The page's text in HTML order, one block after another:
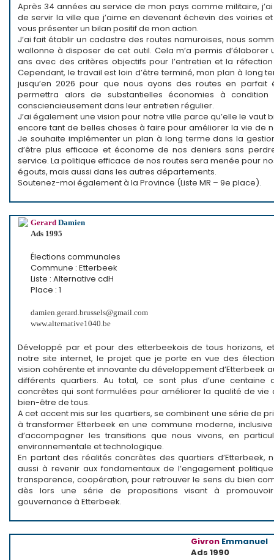
Après 34 années au service de mon pays comme militaire,
de servir la ville que j’aime en devenant échevin des voiries
vous présenter un bilan positif de mon action.
J’ai fait établir un cadastre des routes namuroises, nous
wallonne à disposer de cet outil. Cela m’a permis d’élaborer
ans avec des critères objectifs pour l’entretien et la
Cependant, le travail est loin d’être terminé, mon plan à long
jusqu’en 2026 pour que nous ayons des routes en parfait
permettra alors de substantielles économies à condition
consciencieusement dans leur entretien régulier.
J’ai également une vision pour notre ville parce qu’elle le vaut
encore tant de belles choses à faire pour améliorer la vie de
Je souhaite implémenter un plan à long terme dans la
d’être plus efficace et économe de nos deniers sans
service. La politique efficace de nos routes sera menée pour
égouts, mais aussi dans les autres départements.
Soutenez-moi également à la Province (Liste MR – 9e place).
Gerard Damien
Ads 1995
Élections communales
Commune : Etterbeek
Liste : Alternative cdH
Place : 1
damien.gerard.brussels@gmail.com
www.alternative1040.be
Développé par et pour des etterbeekois de tous horizons,
notre site internet, le projet que je porte en vue des
vision cohérente et innovante du développement d’Etterbeek
différents quartiers. Au total, ce sont plus d’une centaine
concrètes qui sont formulées pour améliorer la qualité de vie
bien-être de tous.
A cet accent mis sur les quartiers, se combinent une série de
à transformer Etterbeek en une commune moderne,
d’accompagner les transitions que nous vivons, en
environnementale et technologique.
En partant des réalités concrètes des quartiers d’Etterbeek,
aussi à revenir aux fondamentaux de l’engagement
transparence, coopération, pour retrouver le sens du bien
dès lors une série de propositions visant à
gouvernance à Etterbeek.
Givron Emmanuel
Ads 1990